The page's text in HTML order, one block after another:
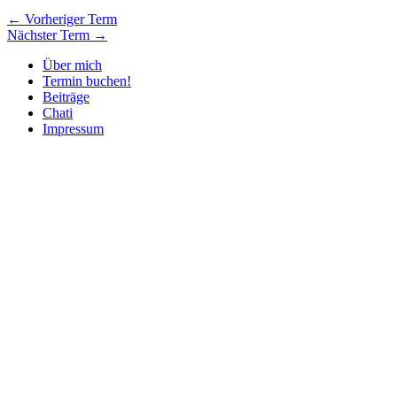
← Vorheriger Term
Nächster Term →
Über mich
Termin buchen!
Beiträge
Chati
Impressum